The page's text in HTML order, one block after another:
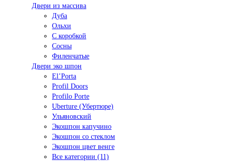
Двери из массива
Дуба
Ольхи
С коробкой
Сосны
Филенчатые
Двери эко шпон
El’Porta
Profil Doors
Profilo Porte
Uberture (Убертюре)
Ульяновский
Экошпон капучино
Экошпон со стеклом
Экошпон цвет венге
Все категории (11)